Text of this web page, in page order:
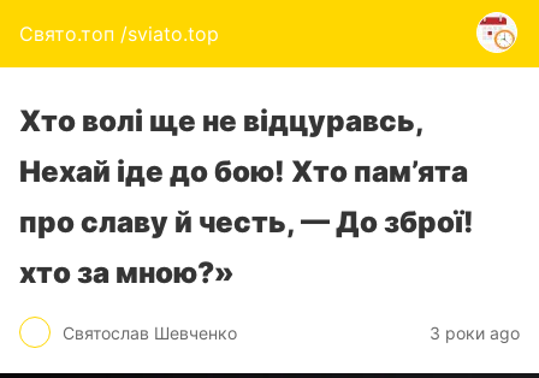
Свято.топ /sviato.top
Хто волі ще не відцуравсь,
Нехай іде до бою! Хто пам’ята
про славу й честь, — До зброї!
хто за мною?»
Святослав Шевченко 3 роки ago